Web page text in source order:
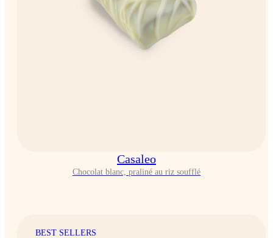
Casaleo
Chocolat blanc, praliné au riz soufflé
BEST SELLERS